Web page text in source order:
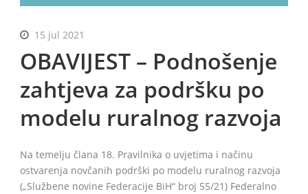
15 jul 2021
OBAVIJEST – Podnošenje
zahtjeva za podršku po
modelu ruralnog razvoja
Na temelju člana 18. Pravilnika o uvjetima i načinu
ostvarenja novčanih podrški po modelu ruralnog razvoja
(„Službene novine Federacije BiH“ broj 55/21) Federalno